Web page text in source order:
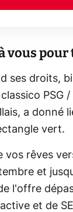
vous
ses droits,
PSG
a donné
vert.
vos rêves
et
l'offre
et de